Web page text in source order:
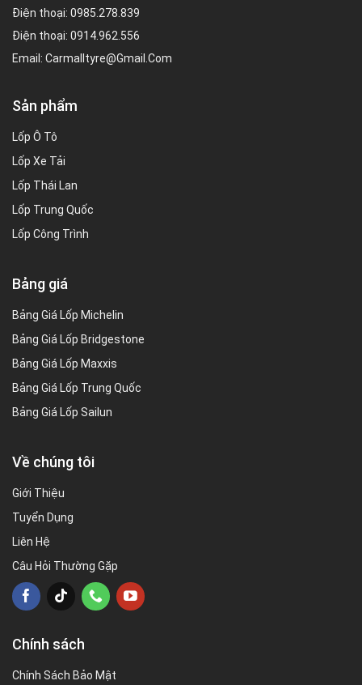
Điện thoại: 0985.278.839
Điện thoại: 0914.962.556
Email: Carmalltyre@gmail.com
Sản phẩm
Lốp Ô Tô
Lốp Xe Tải
Lốp Thái Lan
Lốp Trung Quốc
Lốp Công Trình
Bảng giá
Bảng Giá Lốp Michelin
Bảng Giá Lốp Bridgestone
Bảng Giá Lốp Maxxis
Bảng Giá Lốp Trung Quốc
Bảng Giá Lốp Sailun
Về chúng tôi
Giới Thiệu
Tuyển Dụng
Liên Hệ
Câu Hỏi Thường Gặp
Chính sách
Chính Sách Bảo Mật